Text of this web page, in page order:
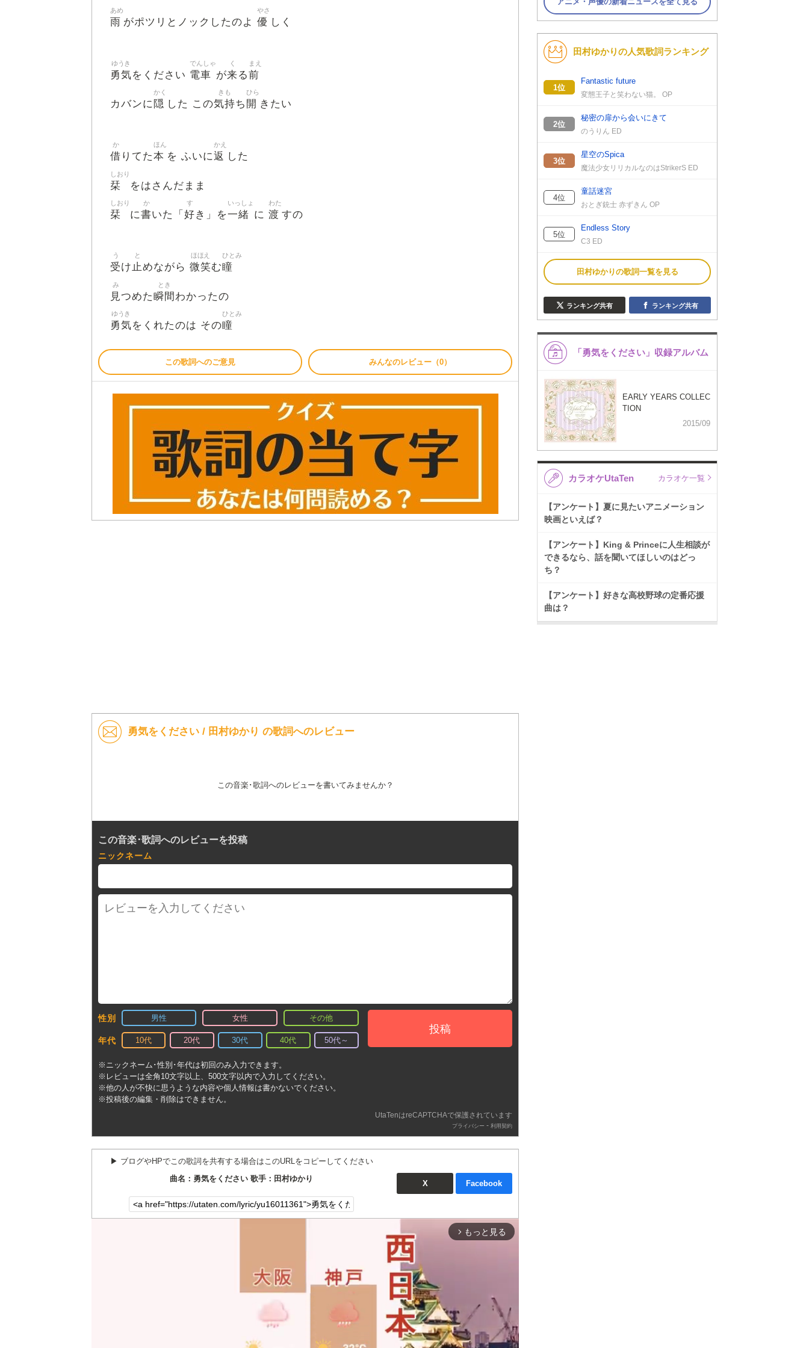
雨
あめ
がポツリとノックしたのよ 優
やさ
しく
勇気
ゆうき
をください 電車
でんしゃ
が来
く
る前
まえ
カバンに 隠
かく
した この気持
きも
ち 開
ひら
きたい
借
か
りてた本
ほん
を ふいに返
かえ
した
栞
しおり
をはさんだまま
栞
しおり
に書
か
いた「 好
す
き」を一緒
いっしょ
に 渡
わた
すの
受
う
け止
と
めながら 微笑
ほほえ
む瞳
ひとみ
見
み
つめた瞬間
とき
わかったの
勇気
ゆうき
をくれたのは その瞳
ひとみ
この歌詞へのご意見 みんなのレビュー（0）
勇気をください / 田村ゆかり の歌詞へのレビュー
この音楽･歌詞へのレビューを書いてみませんか？
この音楽･歌詞へのレビューを投稿
ニックネーム
性別 男性 女性 その他
年代 10代 20代 30代 40代 50代～
投稿
※ニックネーム･性別･年代は初回のみ入力できます。
※レビューは全角10文字以上、500文字以内で入力してください。
※他の人が不快に思うような内容や個人情報は書かないでください。
※投稿後の編集・削除はできません。
UtaTenはreCAPTCHAで保護されています
プライバシー - 利用契約
▶︎ ブログやHPでこの歌詞を共有する場合はこのURLをコピーしてください
曲名：勇気をください 歌手：田村ゆかり
X Facebook
arrow_forward_ios もっと見る
田村ゆかりの人気歌詞ランキング
1位
Fantastic future
変態王子と笑わない猫。 OP
2位
秘密の扉から会いにきて
のうりん ED
3位
星空のSpica
魔法少女リリカルなのはStrikerS ED
4位
童話迷宮
おとぎ銃士 赤ずきん OP
5位
Endless Story
C3 ED
田村ゆかりの歌詞一覧を見る
ランキング共有 ランキング共有
「勇気をください」収録アルバム
EARLY YEARS COLLEC
TION
2015/09
カラオケUtaTen カラオケ一覧
【アンケート】夏に見たいアニメーション
映画といえば？
【アンケート】King & Princeに人生相談が
できるなら、話を聞いてほしいのはどっ
ち？
【アンケート】好きな高校野球の定番応援
曲は？